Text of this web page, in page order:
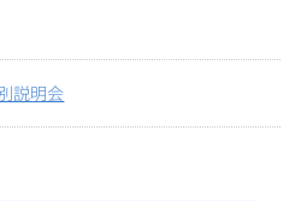
説明会